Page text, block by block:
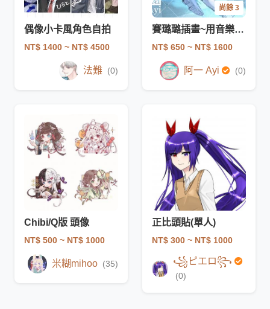
偶像小卡風角色自拍
NT$ 1400 ~ NT$ 4500
法難 (0)
尚餘 3
賽璐璐插畫~用音樂決定畫面~
NT$ 650 ~ NT$ 1600
阿一 Ayi (0)
Chibi/Q版 頭像
NT$ 500 ~ NT$ 1000
米糊mihoo (35)
正比頭貼(單人)
NT$ 300 ~ NT$ 1000
꧁ピエロ꧂
(0)